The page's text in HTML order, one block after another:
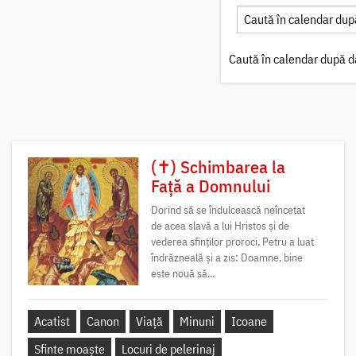
Caută în calendar după
(✝) Schimbarea la
Față a Domnului
Dorind să se îndulcească neîncetat
de acea slavă a lui Hristos și de
vederea sfinților proroci, Petru a luat
îndrăzneală și a zis: Doamne, bine
este nouă să...
Acatist Canon Viață Minuni
Icoane
Sfinte moaște
Locuri de pelerinaj